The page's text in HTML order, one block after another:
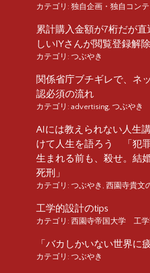
カテゴリ: 独自企画・独自コン
累計購入金額が7桁だが直
しいIYさんが閲覧登録解
カテゴリ: つぶやき
関係省庁ブチギレで、ネ
認必須の流れ
カテゴリ: advertising, つぶやき
AIには教えられない人生
けて人生を語ろう 「犯罪
生まれる前も、殺せ。結
死刑」
カテゴリ: つぶやき , 西園寺貴文
工学的設計のtips
カテゴリ: 西園寺帝国大学 工
「バカしかいない世界に
カテゴリ: つぶやき